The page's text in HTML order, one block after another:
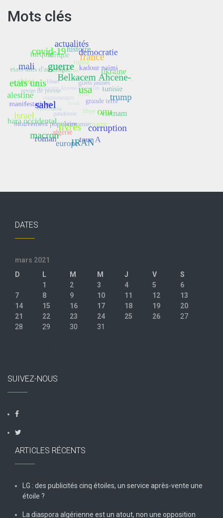
Mots clés
DATES
mars 2021
D
L M M J V
S
1
2 3 4 5
6
7
8 9 10 11 12
13
14
15 16 17 18 19
20
21
22 23 24 25 26
27
28
29 30 31
SUIVEZ-NOUS
ARTICLES RÉCENTS
LG : des publicités cinq étoiles, un service après-vente une
étoile ?
La diaspora algérienne est un atout, non une opposition